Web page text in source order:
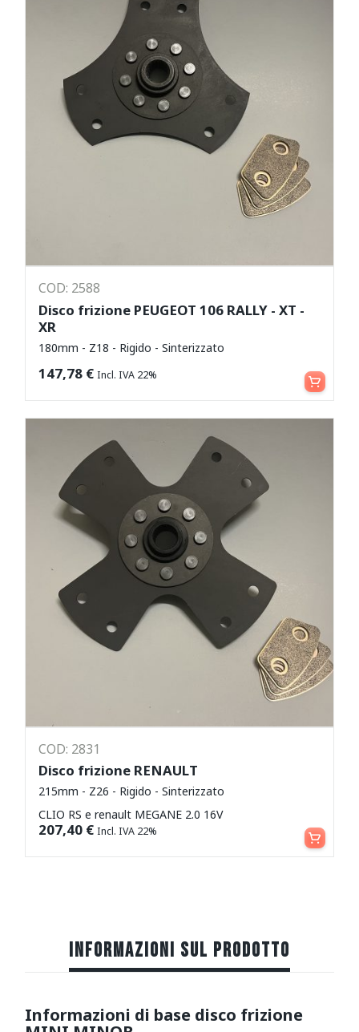
COD: 2588
Disco frizione PEUGEOT 106 RALLY - XT -
XR
180mm - Z18 - Rigido - Sinterizzato
147,78 € Incl. IVA 22% Aggiungi al carrello
COD: 2831
Disco frizione RENAULT
215mm - Z26 - Rigido - Sinterizzato
CLIO RS e renault MEGANE 2.0 16V
207,40 € Incl. IVA 22% Aggiungi al carrello
INFORMAZIONI SUL PRODOTTO
Informazioni di base disco frizione